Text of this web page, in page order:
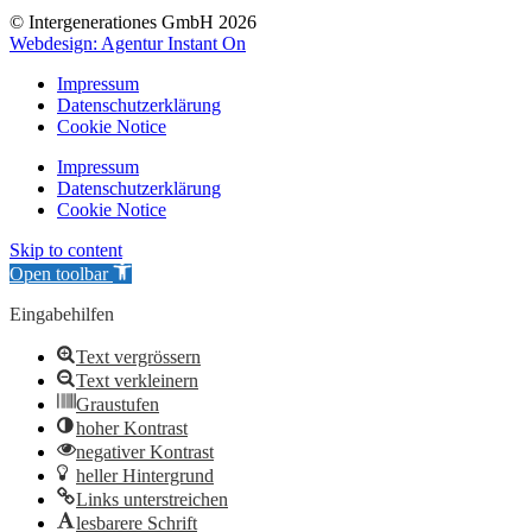
© Intergenerationes GmbH 2026
Webdesign: Agentur Instant On
Impressum
Datenschutzerklärung
Cookie Notice
Impressum
Datenschutzerklärung
Cookie Notice
Skip to content
Open toolbar
Eingabehilfen
Text vergrössern
Text verkleinern
Graustufen
hoher Kontrast
negativer Kontrast
heller Hintergrund
Links unterstreichen
lesbarere Schrift